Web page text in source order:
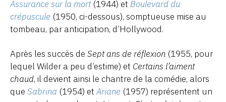
Assurance sur la mort(1944) et Boulevard du
crépuscule (1950, ci-dessous), somptueuse mise au
tombeau, par anticipation, d’Hollywood.
Après les succès de Sept ans de réflexion (1955, pour
lequel Wilder a peu d’estime) et Certains l’aiment
chaud, il devient ainsi le chantre de la comédie, alors
que Sabrina (1954) et Ariane (1957) représentent un